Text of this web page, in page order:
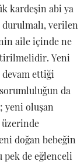
kardeşin abi ya
durulmalı, verilen
aile içinde ne
Yeni
ettiği
da
yeni oluşan
doğan bebeğin
de eğlenceli